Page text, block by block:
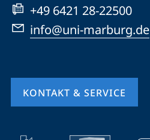
+49 6421 28-22500
info@uni-marburg.de
KONTAKT & SERVICE
Mobile-